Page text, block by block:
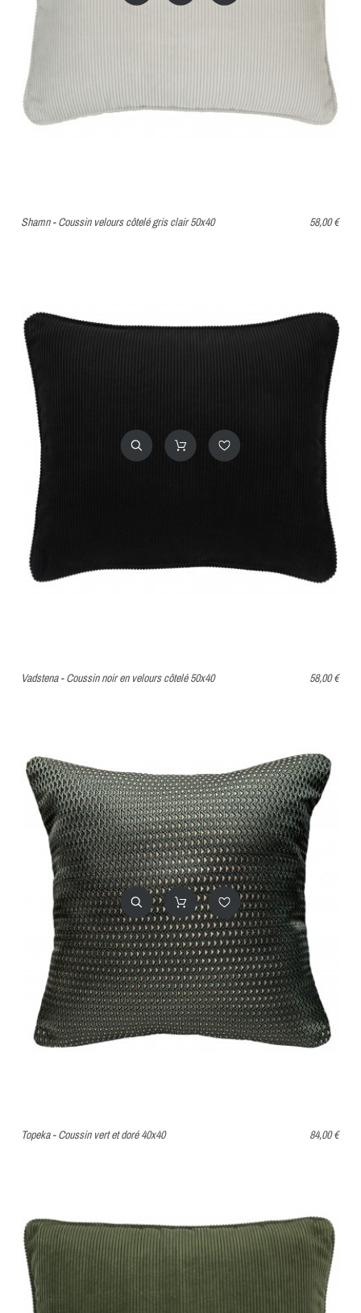
Shamn - Coussin velours côtelé gris clair 50x40 58,00 €
Vadstena - Coussin noir en velours côtelé 50x40 58,00 €
Topeka - Coussin vert et doré 40x40 84,00 €